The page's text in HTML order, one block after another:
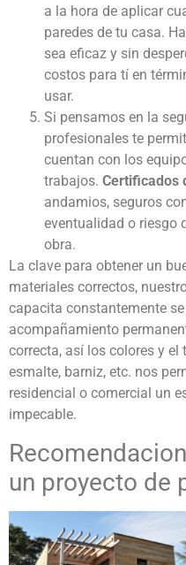
a la hora de aplicar
paredes de tu casa.
sea eficaz y sin
costos para tí en
usar.
Si pensamos en la
profesionales te
cuentan con los
trabajos. Certificados
andamios, seguros
eventualidad o riesgo
obra.
La clave para obtener un
materiales correctos,
capacita constantemente
acompañamiento
correcta, así los colores y
esmalte, barniz, etc. nos
residencial o comercial un
impecable.
un proyecto de